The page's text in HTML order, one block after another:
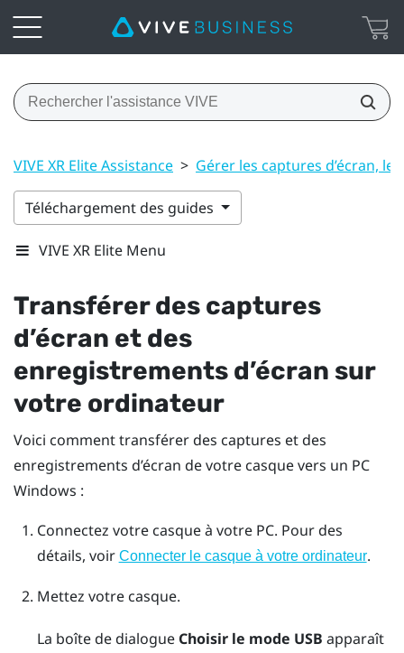
VIVE XR Elite Assistance > Gérer les captures d’écran,
Téléchargement des guides
VIVE XR Elite Menu
Transférer des captures
d’écran et des
enregistrements d’écran sur
votre ordinateur
Voici comment transférer des captures et des
enregistrements d’écran de votre casque vers un PC
Windows :
Connectez votre casque à votre PC. Pour des
détails, voir Connecter le casque à votre ordinateur.
Mettez votre casque.
La boîte de dialogue Choisir le mode USB apparaît